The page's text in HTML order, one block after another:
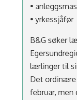
•
• yrkessjåfør
B&G søker
lærlinger til
Det
februar, men